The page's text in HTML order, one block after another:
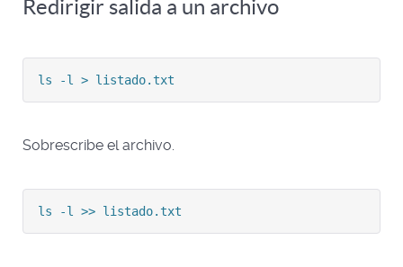
Redirigir salida a un archivo
ls -l > listado.txt
Sobrescribe el archivo.
ls -l >> listado.txt